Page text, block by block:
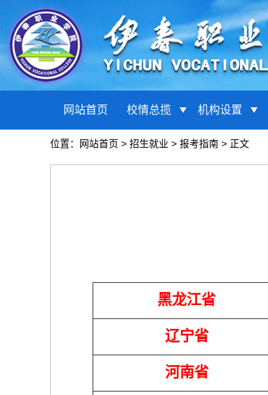
网站首页 校情总揽 机构设置
位置： 网站首页 > 招生就业 > 报考指南 > 正文
黑龙江省
辽宁省
河南省